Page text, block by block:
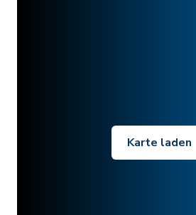
Karte laden